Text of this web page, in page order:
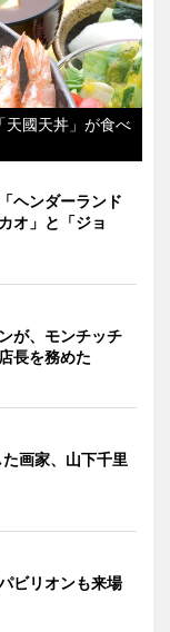
天國天丼」が食べ
ヘンダーランド
オ」と「ジョ
が、モンチッチ
長を務めた
画家、山下千里
ビリオンも来場